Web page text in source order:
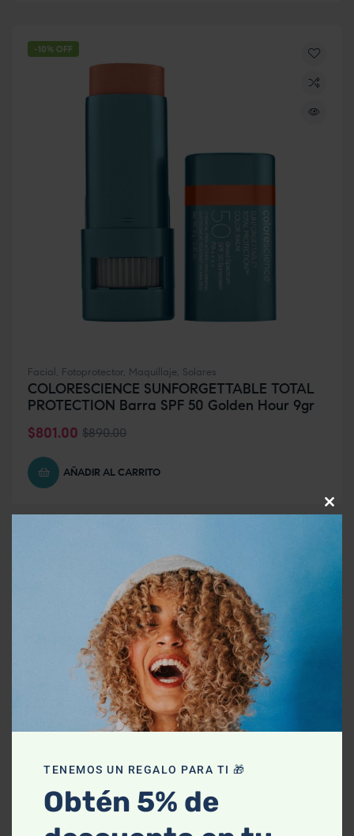
-10% OFF
Facial, Fotoprotector, Maquillaje, Solares
COLORESCIENCE SUNFORGETTABLE TOTAL
PROTECTION Barra SPF 50 Golden Hour 9gr
$890.00
$801.00
AÑADIR AL CARRITO
TENEMOS UN REGALO PARA TI 🎁
Obtén 5% de